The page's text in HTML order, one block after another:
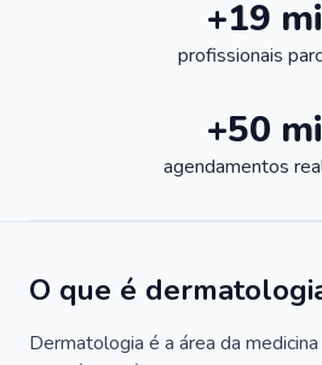
+19
profissionais
+50
agendamentos
O que é
Dermatologia é a área da